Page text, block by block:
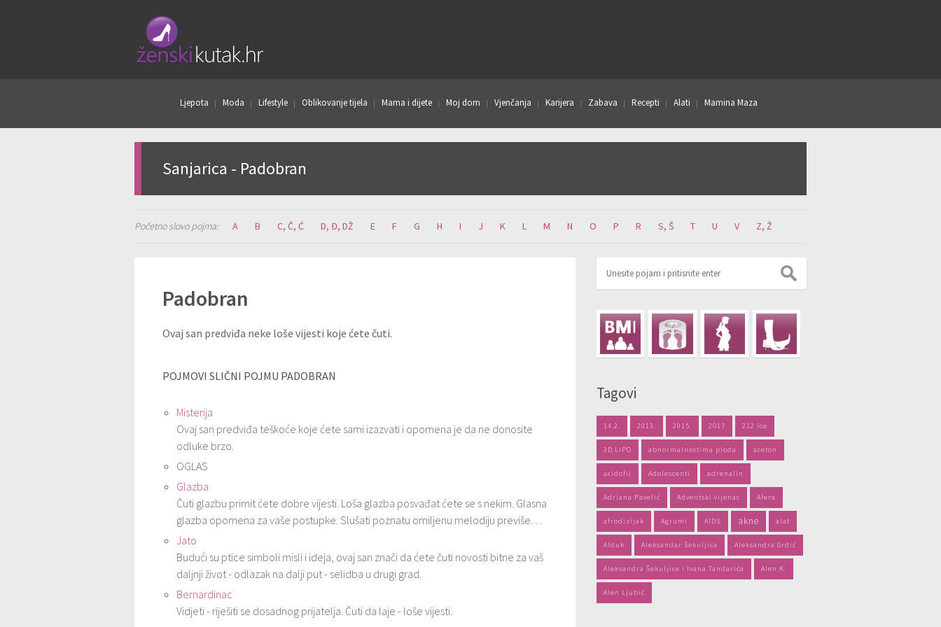
Ljepota Moda Lifestyle Oblikovanje tijela Mama i dijete Moj dom Vjenčanja Karijera Zabava Recepti Alati Mamina Maza
Sanjarica - Padobran
Početno slovo pojma: A B C, Č, Ć D, Đ, DŽ E F G H I J K L M N O P R S, Š T U V Z, Ž
Padobran
Ovaj san predviđa neke loše vijesti koje ćete čuti.
POJMOVI SLIČNI POJMU PADOBRAN
Misterija
Ovaj san predviđa teškoće koje ćete sami izazvati i opomena je da ne donosite
odluke brzo.
OGLAS
Glazba
Čuti glazbu primit ćete dobre vijesti. Loša glazba posvađat ćete se s nekim. Glasna
glazba opomena za vaše postupke. Slušati poznatu omiljenu melodiju previše…
Jato
Budući su ptice simboli misli i ideja, ovaj san znači da ćete čuti novosti bitne za vaš
daljnji život - odlazak na dalji put - selidba u drugi grad.
Bernardinac
Vidjeti - riješiti se dosadnog prijatelja. Čuti da laje - loše vijesti.
Tagovi
14.2. 2013. 2015. 2017 212 Ice
3D LIPO abnormalnostima ploda aceton
acidofil Adolescenti adrenalin
Adriana Pavelić Adventski vijenac Afera
afrodizijak Agrumi AIDS akne alat
Alduk Aleksandar Šekuljica Aleksandra Grdić
Aleksandra Šekuljice i Ivana Tandarića Alen K.
Alen Ljubić